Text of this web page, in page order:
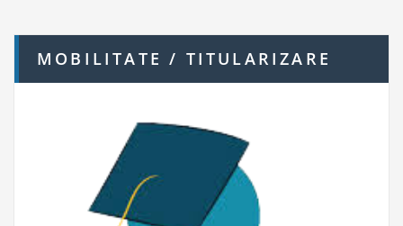
MOBILITATE / TITULARIZARE